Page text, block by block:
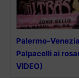
Palermo-
Palpacelli ai
VIDEO)